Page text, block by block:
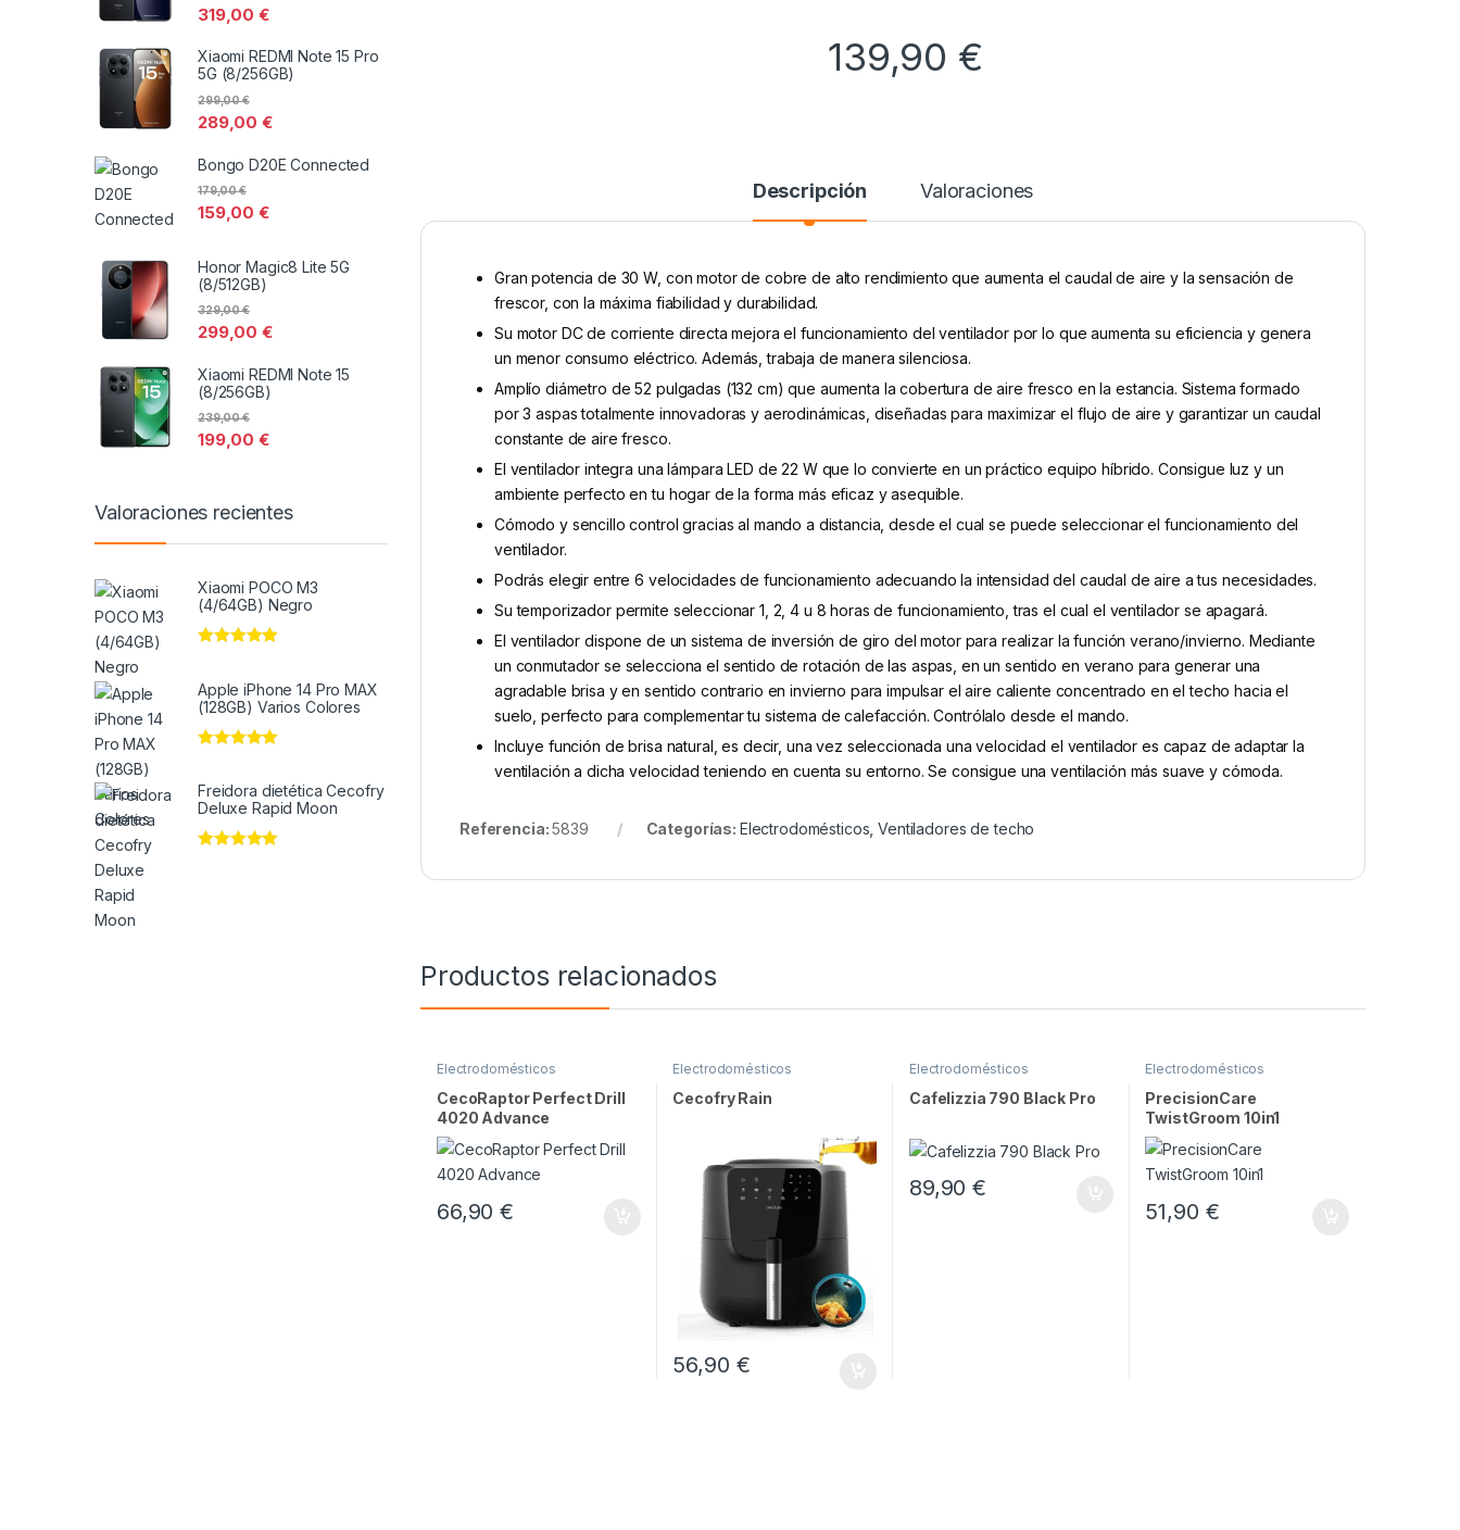
139,90 €
Descripción Valoraciones
Gran potencia de 30 W, con motor de cobre de alto rendimiento que aumenta el caudal de aire y la sensación de
frescor, con la máxima fiabilidad y durabilidad.
Su motor DC de corriente directa mejora el funcionamiento del ventilador por lo que aumenta su eficiencia y genera
un menor consumo eléctrico. Además, trabaja de manera silenciosa.
Amplío diámetro de 52 pulgadas (132 cm) que aumenta la cobertura de aire fresco en la estancia. Sistema formado
por 3 aspas totalmente innovadoras y aerodinámicas, diseñadas para maximizar el flujo de aire y garantizar un caudal
constante de aire fresco.
El ventilador integra una lámpara LED de 22 W que lo convierte en un práctico equipo híbrido. Consigue luz y un
ambiente perfecto en tu hogar de la forma más eficaz y asequible.
Cómodo y sencillo control gracias al mando a distancia, desde el cual se puede seleccionar el funcionamiento del
ventilador.
Podrás elegir entre 6 velocidades de funcionamiento adecuando la intensidad del caudal de aire a tus necesidades.
Su temporizador permite seleccionar 1, 2, 4 u 8 horas de funcionamiento, tras el cual el ventilador se apagará.
El ventilador dispone de un sistema de inversión de giro del motor para realizar la función verano/invierno. Mediante
un conmutador se selecciona el sentido de rotación de las aspas, en un sentido en verano para generar una
agradable brisa y en sentido contrario en invierno para impulsar el aire caliente concentrado en el techo hacia el
suelo, perfecto para complementar tu sistema de calefacción. Contrólalo desde el mando.
Incluye función de brisa natural, es decir, una vez seleccionada una velocidad el ventilador es capaz de adaptar la
ventilación a dicha velocidad teniendo en cuenta su entorno. Se consigue una ventilación más suave y cómoda.
Referencia:5839 Categorías: Electrodomésticos ,Ventiladores de techo
Productos relacionados
Electrodomésticos
CecoRaptor Perfect Drill
4020 Advance
66,90€
Electrodomésticos
Cecofry Rain
56,90 €
Electrodomésticos
Cafelizzia 790 Black Pro
89,90€
Electrodomésticos
PrecisionCare
TwistGroom 10in1
51,90 €
319,00€
Xiaomi REDMI Note 15 Pro
5G (8/256GB)
289,00€
299,00€
Bongo D20E Connected
159,00€
179,00€
Honor Magic8 Lite 5G
(8/512GB)
299,00€
329,00€
Xiaomi REDMI Note 15
(8/256GB)
199,00€
239,00€
Valoraciones recientes
Xiaomi POCO M3
(4/64GB) Negro
Apple iPhone 14 Pro MAX
(128GB) Varios Colores
Freidora dietética Cecofry
Deluxe Rapid Moon